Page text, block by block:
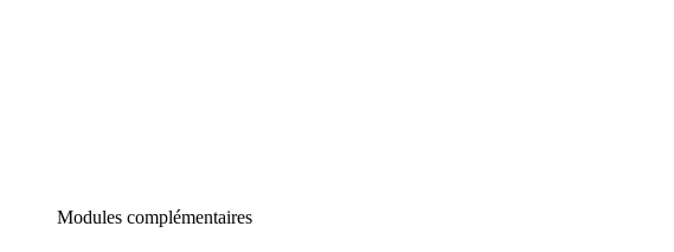
Modules complémentaires